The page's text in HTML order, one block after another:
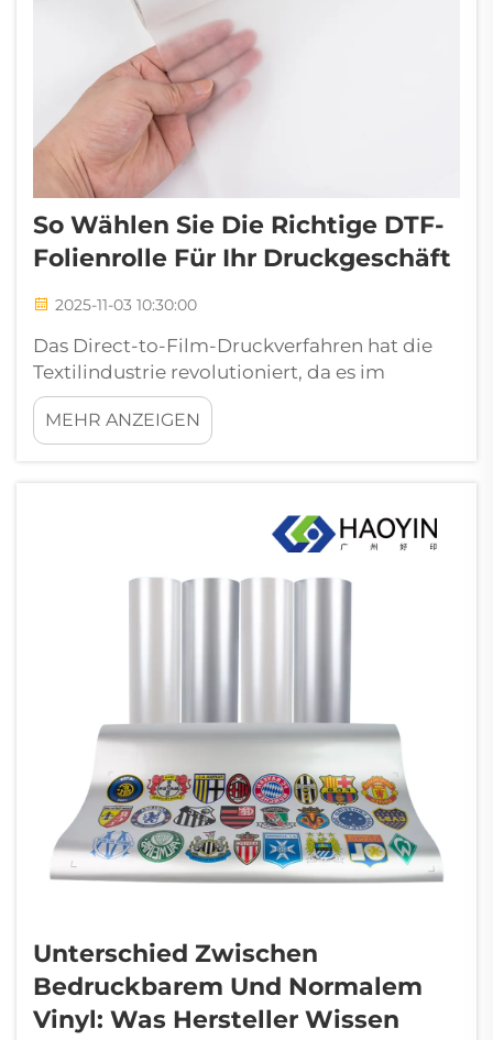
So Wählen Sie Die Richtige DTF-
Folienrolle Für Ihr Druckgeschäft
2025-11-03 10:30:00
Das Direct-to-Film-Druckverfahren hat die
Textilindustrie revolutioniert, da es im
Vergleich zu herkömmlichen
Druckmethoden eine überlegene
Farbwiedergabe, Haltbarkeit und
Auswahl der richtigen Materialien ab...
MEHR ANZEIGEN
Unterschied Zwischen
Bedruckbarem Und Normalem
Vinyl: Was Hersteller Wissen